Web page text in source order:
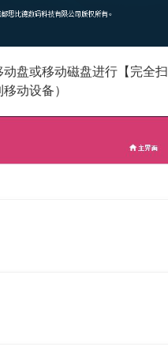
盘或移动磁盘进行【完全
动设备）